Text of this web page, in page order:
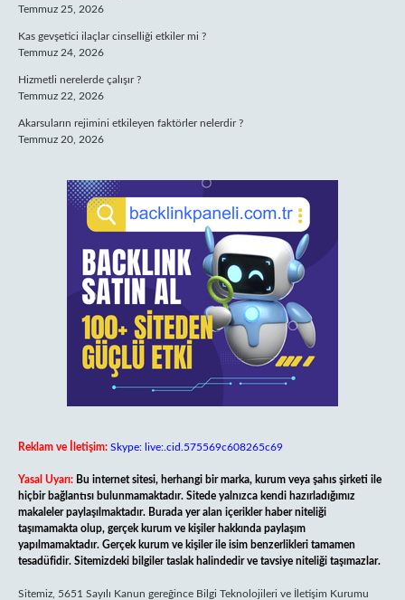
Temmuz 25, 2026
Kas gevşetici ilaçlar cinselliği etkiler mi ?
Temmuz 24, 2026
Hizmetli nerelerde çalışır ?
Temmuz 22, 2026
Akarsuların rejimini etkileyen faktörler nelerdir ?
Temmuz 20, 2026
Reklam ve İletişim: Skype: live:.cid.575569c608265c69
Yasal Uyarı: Bu internet sitesi, herhangi bir marka, kurum veya şahıs şirketi ile
hiçbir bağlantısı bulunmamaktadır. Sitede yalnızca kendi hazırladığımız
makaleler paylaşılmaktadır. Burada yer alan içerikler haber niteliği
taşımamakta olup, gerçek kurum ve kişiler hakkında paylaşım
yapılmamaktadır. Gerçek kurum ve kişiler ile isim benzerlikleri tamamen
tesadüfidir. Sitemizdeki bilgiler taslak halindedir ve tavsiye niteliği taşımazlar.
Sitemiz, 5651 Sayılı Kanun gereğince Bilgi Teknolojileri ve İletişim Kurumu